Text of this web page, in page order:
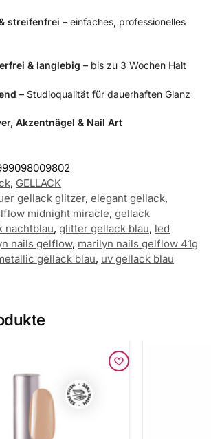
streifenfrei – einfaches, professionelles
& langlebig – bis zu 3 Wochen Halt
– Studioqualität für dauerhaften Glanz
Akzentnägel & Nail Art
, GELLACK
gellack glitzer, elegant gellack,
midnight miracle, gellack
nachtblau, glitter gellack blau, led
nails gelflow, marilyn nails gelflow 41g
gellack blau, uv gellack blau